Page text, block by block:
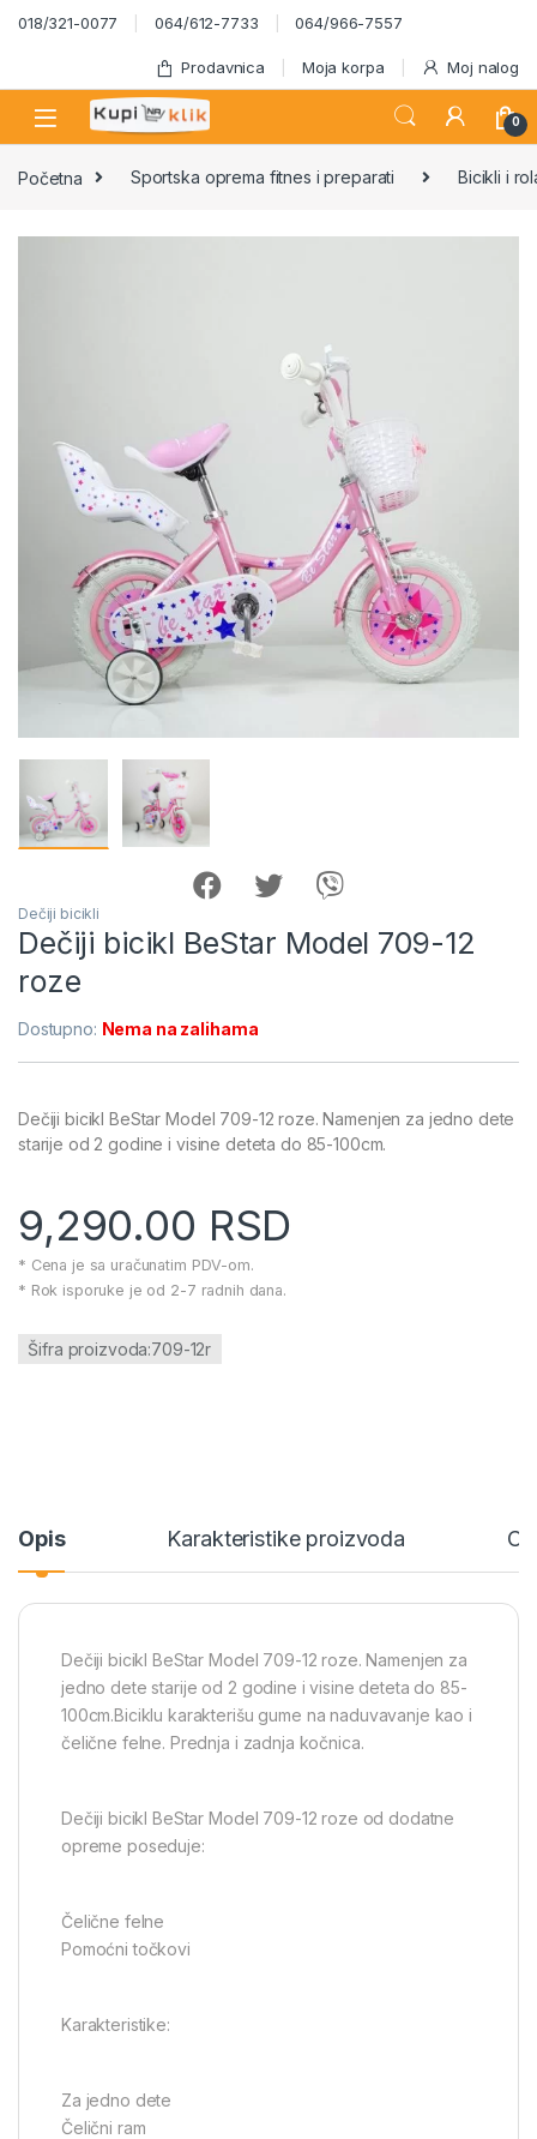
Skip to navigation
Skip to content
018/321-0077 064/612-7733 064/966-7557
Prodavnica Moja korpa Moj nalog
0
Početna Sportska oprema fitnes i preparati Bicikli i
Dečiji bicikli
Dečiji bicikl BeStar Model 709-12
roze
Dostupno: Nema na zalihama
Dečiji bicikl BeStar Model 709-12 roze. Namenjen za jedno dete
starije od 2 godine i visine deteta do 85-100cm.
9,290.00 RSD
* Cena je sa uračunatim PDV-om.
* Rok isporuke je od 2-7 radnih dana.
Šifra proizvoda:709-12r
Opis Karakteristike proizvoda
Dečiji bicikl BeStar Model 709-12 roze. Namenjen za
jedno dete starije od 2 godine i visine deteta do 85-
100cm.Biciklu karakterišu gume na naduvavanje kao i
čelične felne. Prednja i zadnja kočnica.
Dečiji bicikl BeStar Model 709-12 roze od dodatne
opreme poseduje:
Čelične felne
Pomoćni točkovi
Karakteristike:
Za jedno dete
Čelični ram